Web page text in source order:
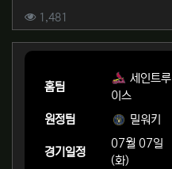
컨텐츠 정보
1,481
본문
홈팀
세인트루
이스
원정팀
밀워키
경기일정
07월 07일
(화)